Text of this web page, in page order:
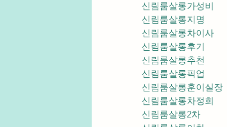
신림룸살롱가성비
신림룸살롱지명
신림룸살롱차이사
신림룸살롱후기
신림룸살롱추천
신림룸살롱훈이실장
신림룸살롱차정희
신림룸살롱2차